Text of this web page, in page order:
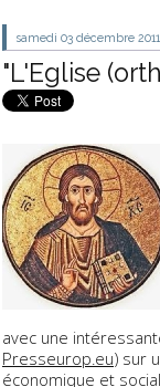
samedi 03 décembre 2011
"L'Eglise
avec une
Presseurop.eu) sur
économique et